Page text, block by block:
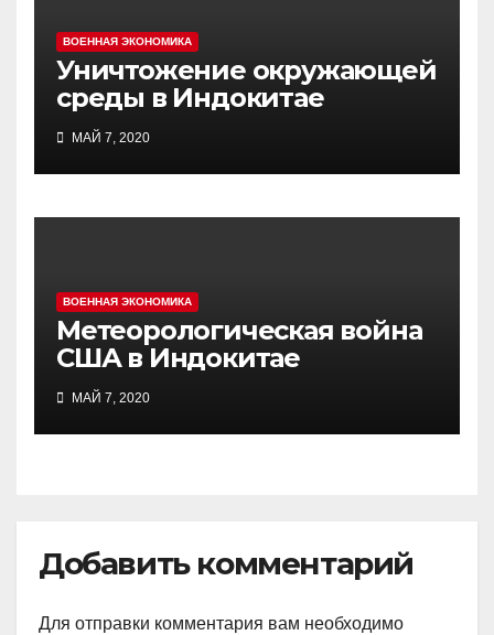
ВОЕННАЯ ЭКОНОМИКА
Уничтожение окружающей
среды в Индокитае
МАЙ 7, 2020
ВОЕННАЯ ЭКОНОМИКА
Метеорологическая война
США в Индокитае
МАЙ 7, 2020
Добавить комментарий
Для отправки комментария вам необходимо